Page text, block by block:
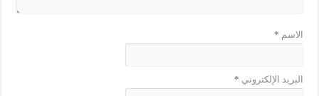
الاسم *
البريد الإلكتروني *